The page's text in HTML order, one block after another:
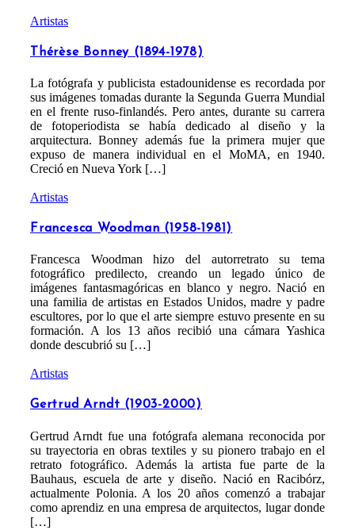
Artistas
Thérèse Bonney (1894-1978)
La fotógrafa y publicista estadounidense es recordada por
sus imágenes tomadas durante la Segunda Guerra Mundial
en el frente ruso-finlandés. Pero antes, durante su carrera
de fotoperiodista se había dedicado al diseño y la
arquitectura. Bonney además fue la primera mujer que
expuso de manera individual en el MoMA, en 1940.
Creció en Nueva York […]
Artistas
Francesca Woodman (1958-1981)
Francesca Woodman hizo del autorretrato su tema
fotográfico predilecto, creando un legado único de
imágenes fantasmagóricas en blanco y negro. Nació en
una familia de artistas en Estados Unidos, madre y padre
escultores, por lo que el arte siempre estuvo presente en su
formación. A los 13 años recibió una cámara Yashica
donde descubrió su […]
Artistas
Gertrud Arndt (1903-2000)
Gertrud Arndt fue una fotógrafa alemana reconocida por
su trayectoria en obras textiles y su pionero trabajo en el
retrato fotográfico. Además la artista fue parte de la
Bauhaus, escuela de arte y diseño. Nació en Racibórz,
actualmente Polonia. A los 20 años comenzó a trabajar
como aprendiz en una empresa de arquitectos, lugar donde
[…]